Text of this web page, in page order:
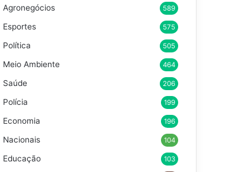
Agronegócios 589
Esportes 575
Política 505
Meio Ambiente 464
Saúde 206
Polícia 199
Economia 196
Nacionais 104
Educação 103